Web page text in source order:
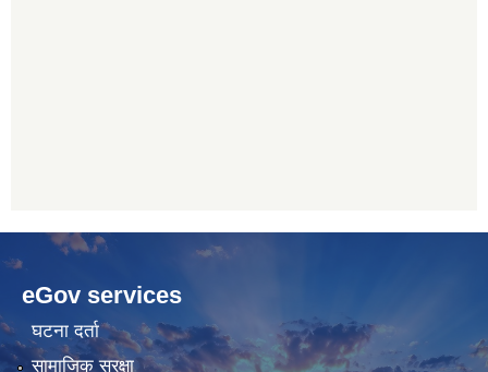
betwild
cratosroyalbet
bahis
siteleri
hdasianporns.net
lunadark.org
bahis
siteleri
eGov services
घटना दर्ता
सामाजिक सुरक्षा